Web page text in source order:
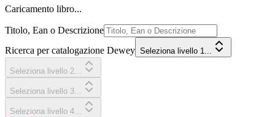
Caricamento libro...
Titolo, Ean o Descrizione
Ricerca per catalogazione Dewey Seleziona livello 1...
Seleziona livello 2...
Seleziona livello 3...
Seleziona livello 4...